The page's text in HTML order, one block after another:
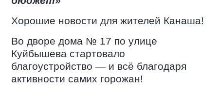
Хорошие новости для жителей Канаша!
Во дворе дома № 17 по улице
Куйбышева стартовало
благоустройство — и всё благодаря
активности самих горожан!